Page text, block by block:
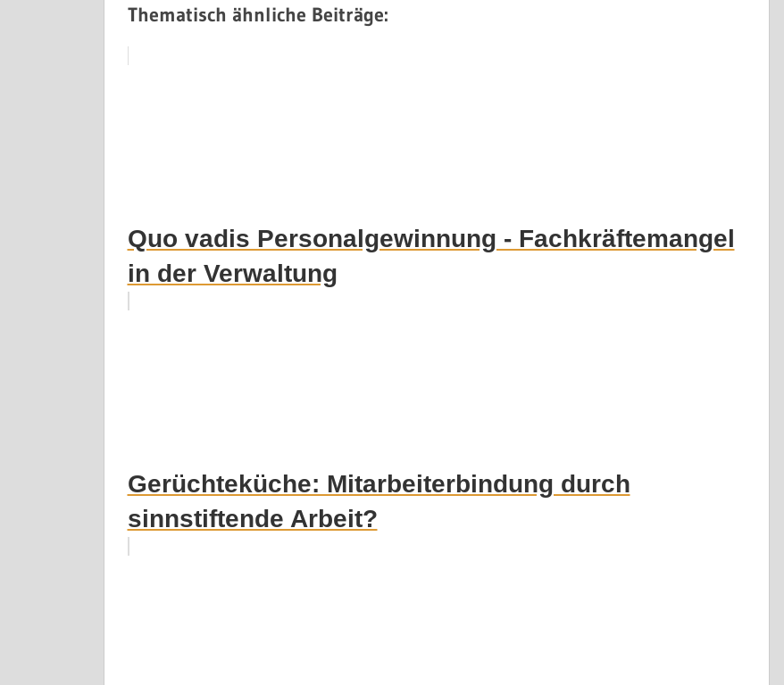
Thematisch ähnliche Beiträge:
Quo vadis Personalgewinnung - Fachkräftemangel
in der Verwaltung
Gerüchteküche: Mitarbeiterbindung durch
sinnstiftende Arbeit?